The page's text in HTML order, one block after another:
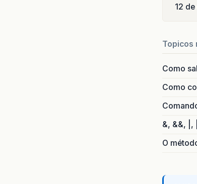
12
Topicos
Como
Como
&, &&, |,
O